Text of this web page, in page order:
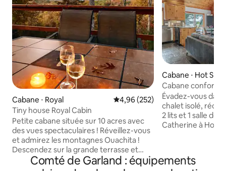
Cabane ⋅ Royal Évaluation moyenne sur la
4,96 (252)
Tiny house Royal Cabin
Petite cabane située sur 10 acres avec
des vues spectaculaires ! Réveillez-vous
et admirez les montagnes Ouachita !
Descendez sur la grande terrasse et
profitez d'une tasse de café chaud et de
la nature ! Le loft est moquetté et
Cabane ⋅ Hot
Cabane
Quai + Kayak +
Évadez-vous
chalet isolé,
2 lits et 1 salle de
Catherine à Hot
ultime.
Comté de Garland : équipements